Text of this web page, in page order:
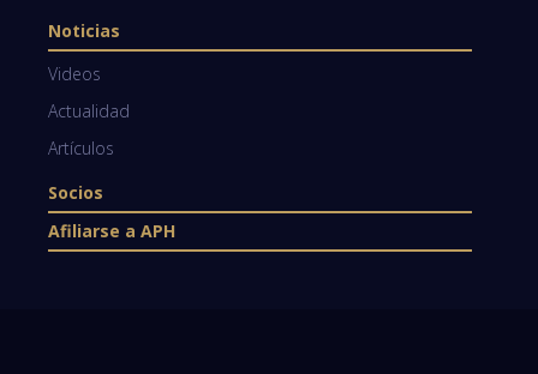
Noticias
Videos
Actualidad
Artículos
Socios
Afiliarse a APH